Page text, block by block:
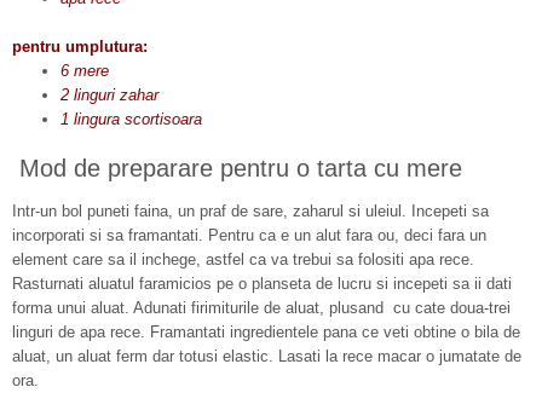
pentru umplutura:
6 mere
2 linguri zahar
1 lingura scortisoara
Mod de preparare pentru o tarta cu mere
Intr-un bol puneti faina, un praf de sare, zaharul si uleiul. Incepeti sa
incorporati si sa framantati. Pentru ca e un alut fara ou, deci fara un
element care sa il inchege, astfel ca va trebui sa folositi apa rece.
Rasturnati aluatul faramicios pe o planseta de lucru si incepeti sa ii dati
forma unui aluat. Adunati firimiturile de aluat, plusand cu cate doua-trei
linguri de apa rece. Framantati ingredientele pana ce veti obtine o bila de
aluat, un aluat ferm dar totusi elastic. Lasati la rece macar o jumatate de
ora.